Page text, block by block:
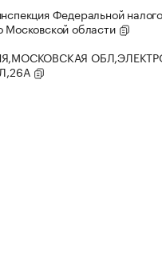
Федеральной
области